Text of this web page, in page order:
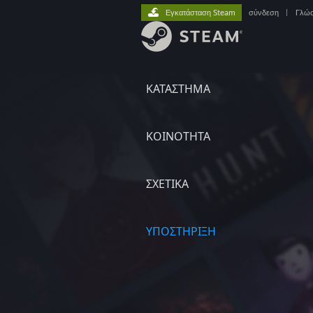
ΚΑΤΑΣΤΗΜΑ
ΚΟΙΝΟΤΗΤΑ
ΣΧΕΤΙΚΆ
ΥΠΟΣΤΗΡΙΞΗ
Εγκατάσταση Steam σύνδεση